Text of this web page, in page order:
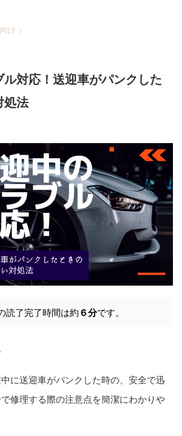
け >
対応！送迎車がパンクした
処法
読了完了時間は約６分です。
に送迎車がパンクした時の、安全で迅
修理する際の注意点を簡潔にわかりや